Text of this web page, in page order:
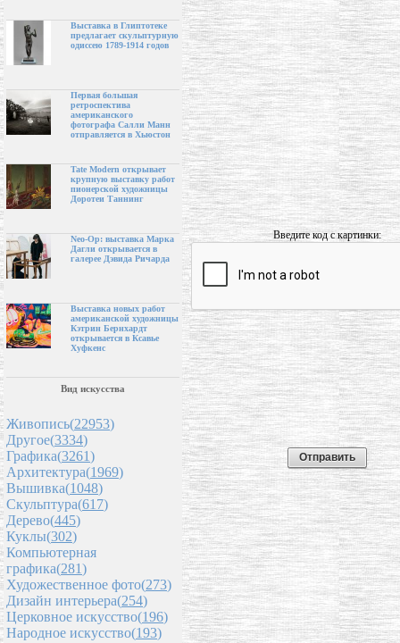
Выставка в Глиптотеке
предлагает скульптурную
одиссею 1789-1914 годов
Первая большая
ретроспектива
американского
фотографа Салли Манн
отправляется в Хьюстон
Tate Modern открывает
крупную выставку работ
пионерской художницы
Доротеи Таннинг
Neo-Op: выставка Марка
Дагли открывается в
галерее Дэвида Ричарда
Выставка новых работ
американской художницы
Кэтрин Бернхардт
открывается в Ксавье
Хуфкенс
Вид искусства
Живопись(22953)
Другое(3334)
Графика(3261)
Архитектура(1969)
Вышивка(1048)
Скульптура(617)
Дерево(445)
Куклы(302)
Компьютерная
графика(281)
Художественное фото(273)
Дизайн интерьера(254)
Церковное искусство(196)
Народное искусство(193)
Введите код с картинки: